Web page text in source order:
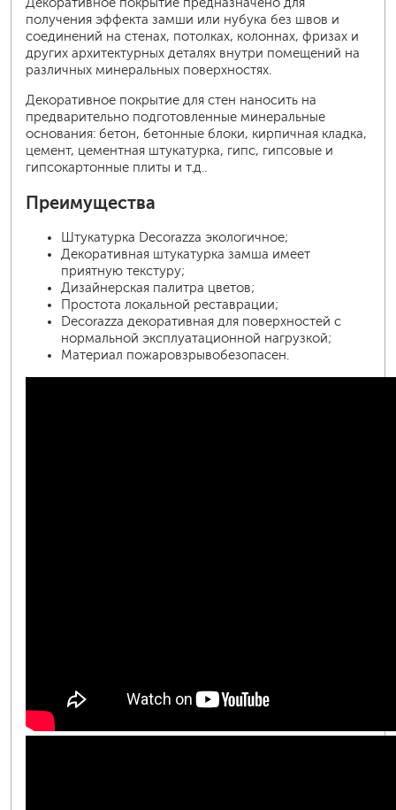
получения эффекта замши или нубука без швов и
соединений на стенах, потолках, колоннах, фризах и
других архитектурных деталях внутри помещений на
различных минеральных поверхностях.
Декоративное покрытие для стен наносить на
предварительно подготовленные минеральные
основания: бетон, бетонные блоки, кирпичная кладка,
цемент, цементная штукатурка, гипс, гипсовые и
гипсокартонные плиты и т.д..
Преимущества
Штукатурка Decorazza экологичное;
Декоративная штукатурка замша имеет
приятную текстуру;
Дизайнерская палитра цветов;
Простота локальной реставрации;
Decorazza декоративная для поверхностей с
нормальной эксплуатационной нагрузкой;
Материал пожаровзрывобезопасен.